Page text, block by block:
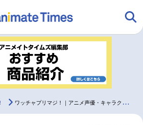
ンキング アニメ
なの声
ワッチャプリマジ！｜アニメ声優・キャラクター・登場人物・動画配信情報・2021秋アニメ最新情報一覧